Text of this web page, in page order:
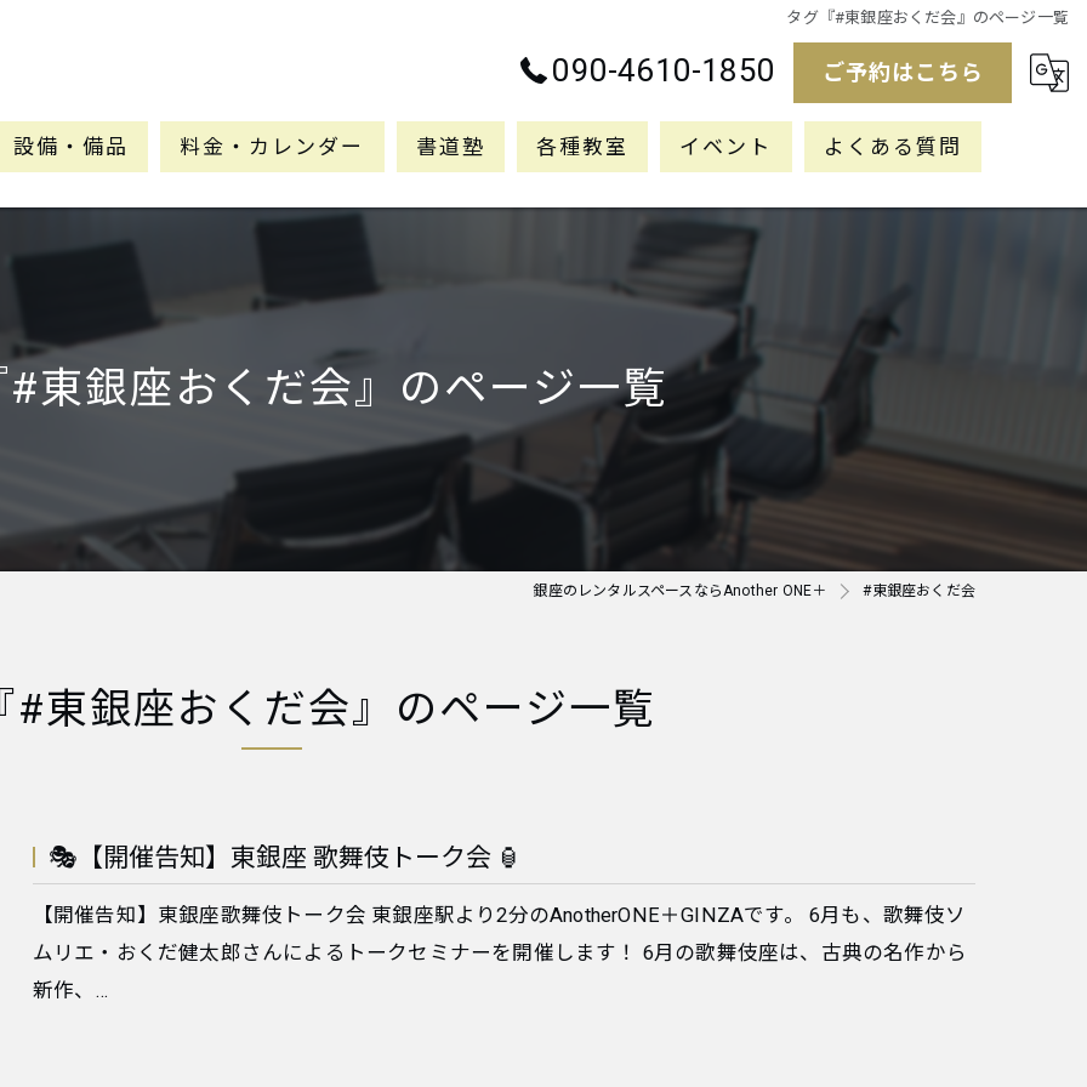
タグ『#東銀座おくだ会』のページ一覧
090-4610-1850 ご予約はこちら
設備・備品 料金・カレンダー 書道塾 各種教室 イベント よくある質問
東銀座おくだ会』のページ一覧
銀座のレンタルスペースならAnother ONE＋ #東銀座おくだ会
#東銀座おくだ会』のページ一覧
🎭【開催告知】東銀座 歌舞伎トーク会 🏮
【開催告知】東銀座歌舞伎トーク会 東銀座駅より2分のAnotherONE＋GINZAです。 6月も、歌舞伎ソ
ムリエ・おくだ健太郎さんによるトークセミナーを開催します！ 6月の歌舞伎座は、古典の名作から
新作、…